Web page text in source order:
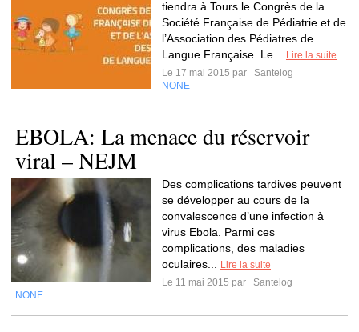
tiendra à Tours le Congrès de la
Société Française de Pédiatrie et de
l’Association des Pédiatres de
Langue Française. Le...
Lire la suite
Le 17 mai 2015 par
Santelog
NONE
EBOLA: La menace du réservoir
viral – NEJM
Des complications tardives peuvent
se développer au cours de la
convalescence d’une infection à
virus Ebola. Parmi ces
complications, des maladies
oculaires...
Lire la suite
Le 11 mai 2015 par
Santelog
NONE